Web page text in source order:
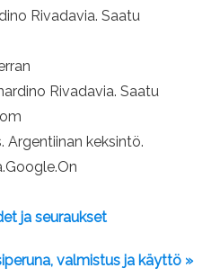
Rivadavia. Saatu
Rivadavia. Saatu
Argentiinan keksintö.
ja seuraukset
valmistus ja käyttö »